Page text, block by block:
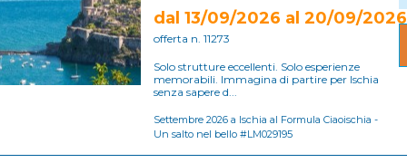
dal 13/09/2026 al 20/09/2026
offerta n. 11273
Solo strutture eccellenti. Solo esperienze
memorabili. Immagina di partire per Ischia
senza sapere d...
Settembre 2026 a Ischia al Formula Ciaoischia -
Un salto nel bello #LM029195